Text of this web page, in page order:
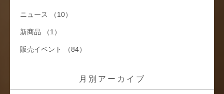
ニュース （10）
新商品 （1）
販売イベント （84）
月別アーカイブ